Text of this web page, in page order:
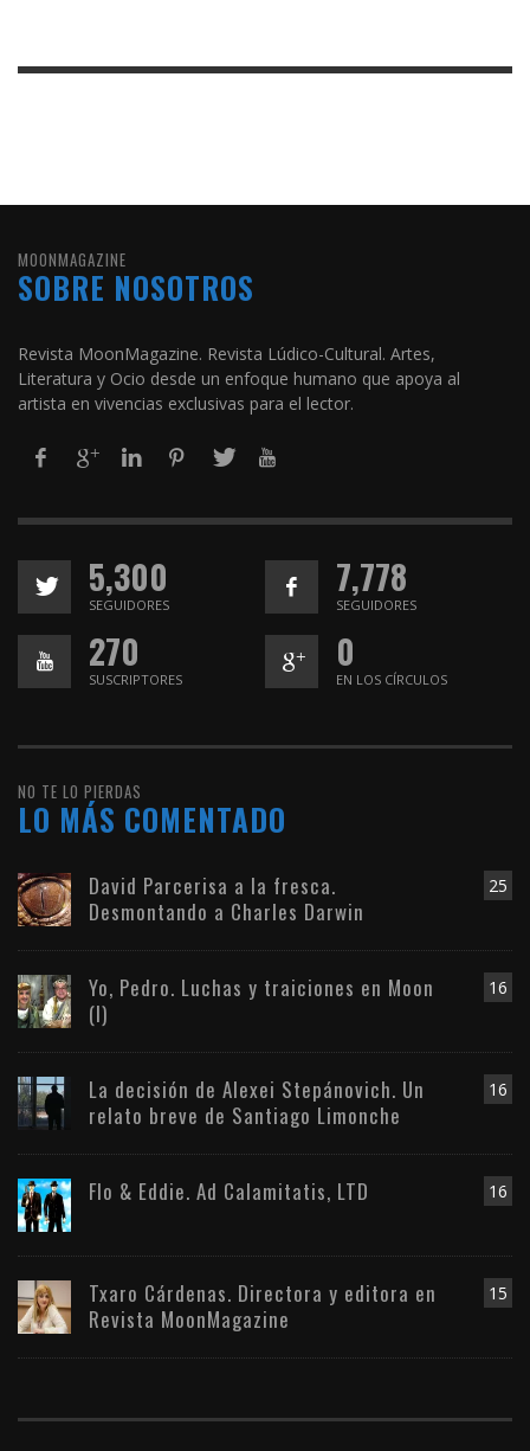
MOONMAGAZINE
SOBRE NOSOTROS
Revista MoonMagazine. Revista Lúdico-Cultural. Artes,
Literatura y Ocio desde un enfoque humano que apoya al
artista en vivencias exclusivas para el lector.
5,300
SEGUIDORES
7,778
SEGUIDORES
270
SUSCRIPTORES
0
EN LOS CÍRCULOS
NO TE LO PIERDAS
LO MÁS COMENTADO
25
David Parcerisa a la fresca.
Desmontando a Charles Darwin
16
Yo, Pedro. Luchas y traiciones en Moon
(I)
16
La decisión de Alexei Stepánovich. Un
relato breve de Santiago Limonche
16
Flo & Eddie. Ad Calamitatis, LTD
15
Txaro Cárdenas. Directora y editora en
Revista MoonMagazine